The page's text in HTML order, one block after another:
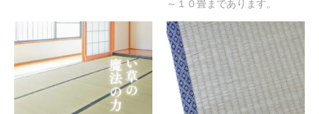
～１０畳まであります。